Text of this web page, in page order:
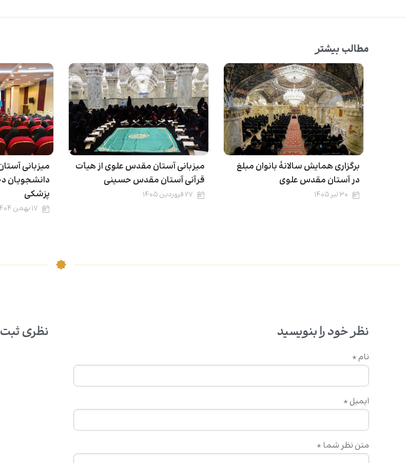
مطالب بیشتر
برگزاری همایش سالانۀ بانوان مبلغ
در آستان مقدس علوی
۳۰ تیر ۱۴۰۵
میزبانی آستان مقدس علوی از هیأت
قرآنی آستان مقدس حسینی
۲۷ فروردین ۱۴۰۵
میزبانی
دانشجویان
پزشکی
۱۷ بهمن ۱۴۰۴
نظر خود را بنویسید
متن نظر شما *
نام *
ایمیل *
نظری